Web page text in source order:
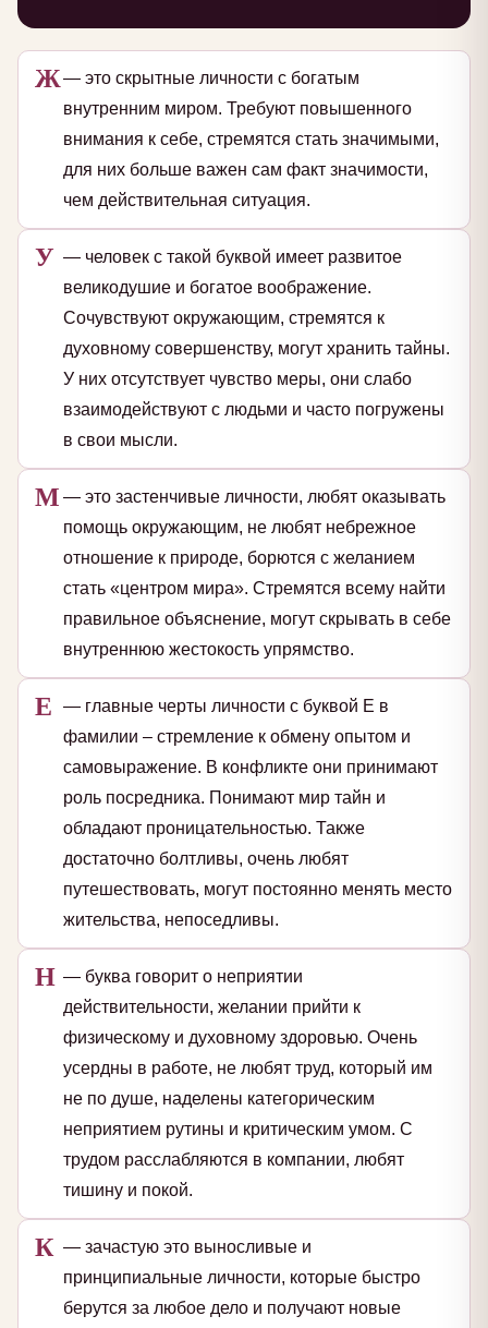
Ж— это скрытные личности с богатым
внутренним миром. Требуют повышенного
внимания к себе, стремятся стать значимыми,
для них больше важен сам факт значимости,
чем действительная ситуация.
У — человек с такой буквой имеет развитое
великодушие и богатое воображение.
Сочувствуют окружающим, стремятся к
духовному совершенству, могут хранить тайны.
У них отсутствует чувство меры, они слабо
взаимодействуют с людьми и часто погружены
в свои мысли.
М — это застенчивые личности, любят оказывать
помощь окружающим, не любят небрежное
отношение к природе, борются с желанием
стать «центром мира». Стремятся всему найти
правильное объяснение, могут скрывать в себе
внутреннюю жестокость упрямство.
Е
— главные черты личности с буквой Е в
фамилии – стремление к обмену опытом и
самовыражение. В конфликте они принимают
роль посредника. Понимают мир тайн и
обладают проницательностью. Также
достаточно болтливы, очень любят
путешествовать, могут постоянно менять место
жительства, непоседливы.
Н — буква говорит о неприятии
действительности, желании прийти к
физическому и духовному здоровью. Очень
усердны в работе, не любят труд, который им
не по душе, наделены категорическим
неприятием рутины и критическим умом. С
трудом расслабляются в компании, любят
тишину и покой.
К — зачастую это выносливые и
принципиальные личности, которые быстро
берутся за любое дело и получают новые